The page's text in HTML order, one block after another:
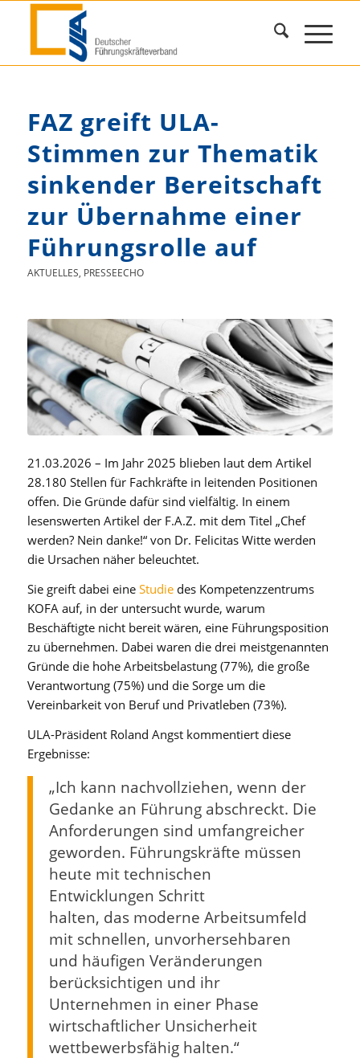
FAZ greift ULA-
Stimmen zur Thematik
sinkender Bereitschaft
zur Übernahme einer
Führungsrolle auf
AKTUELLES, PRESSEECHO
21.03.2026 – Im Jahr 2025 blieben laut dem Artikel
28.180 Stellen für Fachkräfte in leitenden Positionen
offen. Die Gründe dafür sind vielfältig. In einem
lesenswerten Artikel der F.A.Z. mit dem Titel „Chef
werden? Nein danke!“ von Dr. Felicitas Witte werden
die Ursachen näher beleuchtet.
Sie greift dabei eine Studiedes Kompetenzzentrums
KOFA auf, in der untersucht wurde, warum
Beschäftigte nicht bereit wären, eine Führungsposition
zu übernehmen. Dabei waren die drei meistgenannten
Gründe die hohe Arbeitsbelastung (77%), die große
Verantwortung (75%) und die Sorge um die
Vereinbarkeit von Beruf und Privatleben (73%).
ULA-Präsident Roland Angst kommentiert diese
Ergebnisse:
„Ich kann nachvollziehen, wenn der
Gedanke an Führung abschreckt. Die
Anforderungen sind umfangreicher
geworden. Führungskräfte müssen
heute mit technischen
Entwicklungen Schritt
halten, das moderne Arbeitsumfeld
mit schnellen, unvorhersehbaren
und häufigen Veränderungen
berücksichtigen und ihr
Unternehmen in einer Phase
wirtschaftlicher Unsicherheit
wettbewerbsfähig halten.“